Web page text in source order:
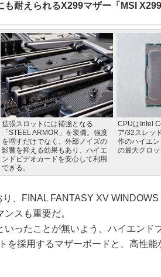
耐えられるX299マザー「MSI
拡張スロットには補強となる
「STEEL ARMOR」を装備。強度
を増すだけでなく、外部ノイズの
影響を抑える効果もあり、ハイエ
ンドビデオカードを安心して利用
できる。
CPUはIntel
ア/32スレッ
作のハイエ
の最大クロッ
、FINAL FANTASY XV
スも重要だ。
ったことが無いよう、ハイエンド
を採用するマザーボードと、高性能